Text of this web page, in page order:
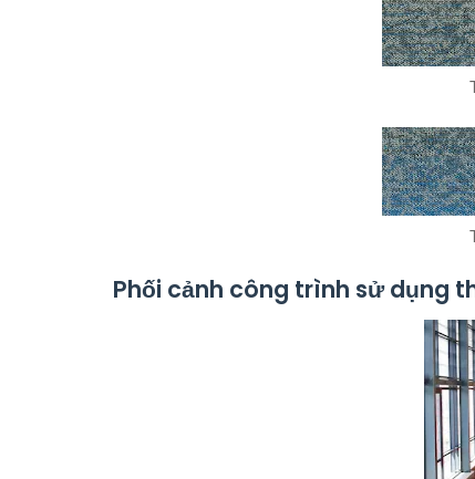
Phối cảnh công trình sử dụng